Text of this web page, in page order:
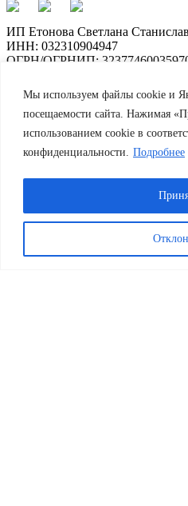
Мы используем файлы cookie и
посещаемости сайта. Нажимая
использованием cookie в
конфиденциальности.
Подробнее
ИП Етонова Светлана
ИНН: 032310904947
ОГРН/ОГРНИП:
Информация
О нас
Доставка и оплата
Наши игротеки
Правила настольных игр
Публичная оферта